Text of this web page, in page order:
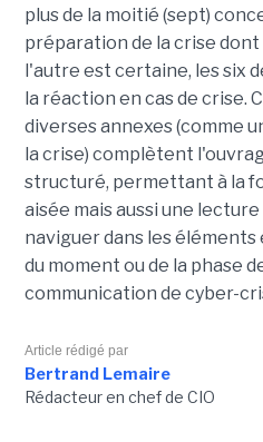
plus de la moitié (sept)
préparation de la crise dont
l'autre est certaine, les six
la réaction en cas de crise.
diverses annexes (comme
la crise) complètent
structuré, permettant à la
aisée mais aussi une
naviguer dans les
du moment ou de la phase
communication de cyber-
Article rédigé par
Bertrand Lemaire
Rédacteur en chef de CIO